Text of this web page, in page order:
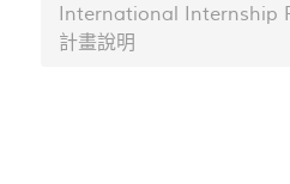
International Internship
計畫說明